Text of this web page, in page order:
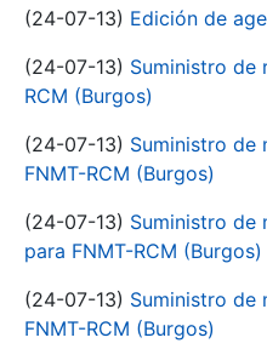
(24-07-13) Edición de
(24-07-13) Suministro de
RCM (Burgos)
(24-07-13) Suministro de
FNMT-RCM (Burgos)
(24-07-13) Suministro de
para FNMT-RCM (Burgos)
(24-07-13) Suministro de
FNMT-RCM (Burgos)